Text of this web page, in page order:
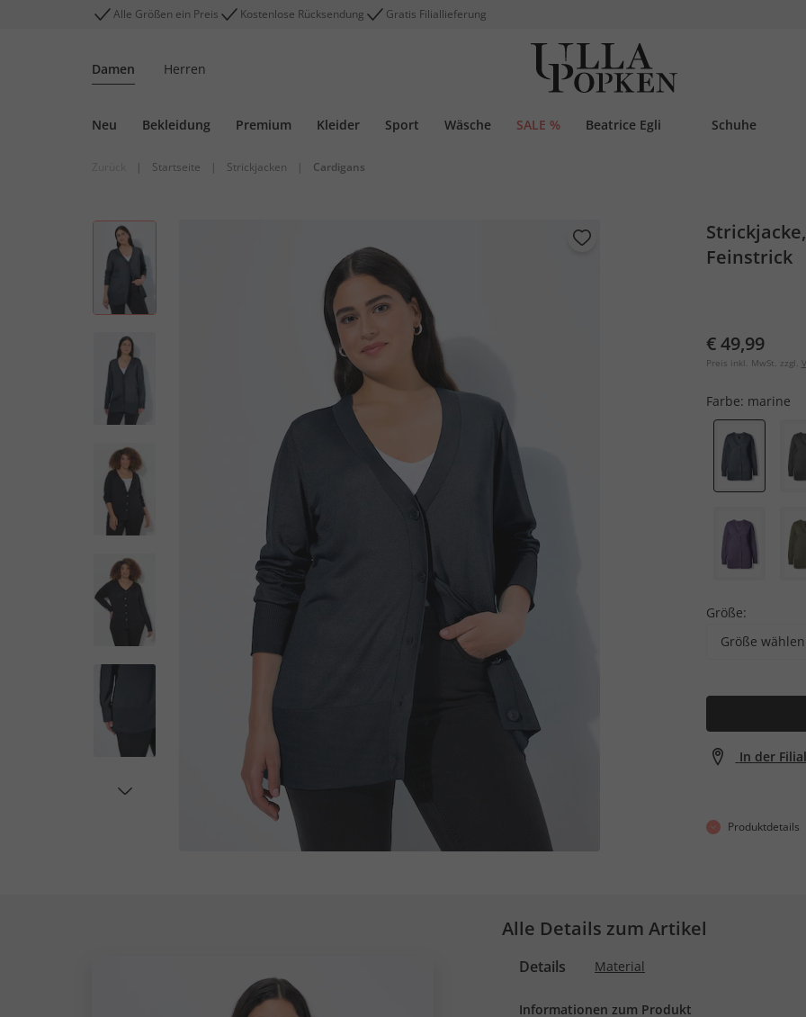
Alle Größen ein Preis Kostenlose Rücksendung Gratis Filiallieferung
Damen Herren
Neu Bekleidung Premium Kleider Sport Wäsche SALE % Beatrice Egli Schuhe
| Startseite | Strickjacken | Cardigans
Feinstrick
€ 49,99
Preis inkl. MwSt. zzgl.
Farbe: marine
Größe:
Größe wählen
In der
Produktdetails
Alle Details zum Artikel
Details Material
Informationen zum Produkt